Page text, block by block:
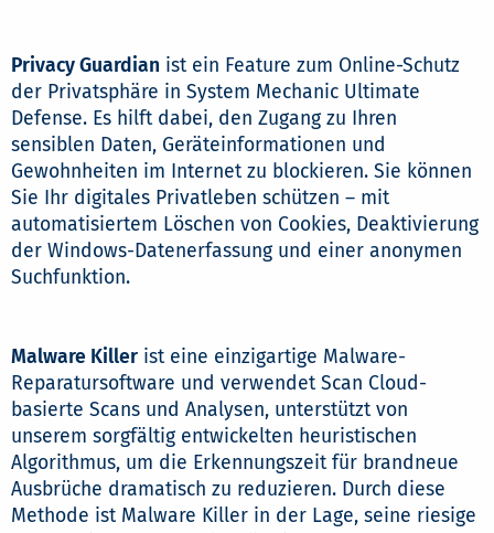
Privacy Guardian ist ein Feature zum Online-Schutz
der Privatsphäre in System Mechanic Ultimate
Defense. Es hilft dabei, den Zugang zu Ihren
sensiblen Daten, Geräteinformationen und
Gewohnheiten im Internet zu blockieren. Sie können
Sie Ihr digitales Privatleben schützen – mit
automatisiertem Löschen von Cookies, Deaktivierung
der Windows-Datenerfassung und einer anonymen
Suchfunktion.
Malware Killer ist eine einzigartige Malware-
Reparatursoftware und verwendet Scan Cloud-
basierte Scans und Analysen, unterstützt von
unserem sorgfältig entwickelten heuristischen
Algorithmus, um die Erkennungszeit für brandneue
Ausbrüche dramatisch zu reduzieren. Durch diese
Methode ist Malware Killer in der Lage, seine riesige